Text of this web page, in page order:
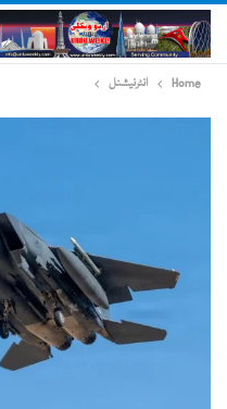
Home انٹرنیشنل